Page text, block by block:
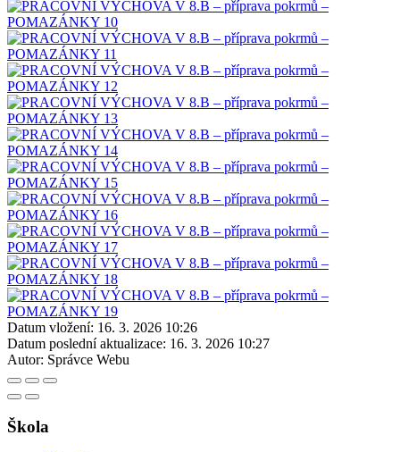
Datum vložení: 16. 3. 2026 10:26
Datum poslední aktualizace: 16. 3. 2026 10:27
Autor: Správce Webu
Škola